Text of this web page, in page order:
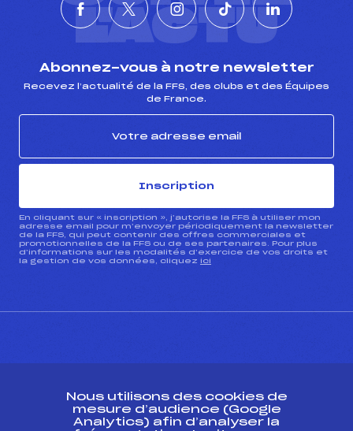
L'ACTU
Abonnez-vous à notre newsletter
Recevez l’actualité de la FFS, des clubs et des Équipes
de France.
Inscription
En cliquant sur « inscription », j’autorise la FFS à utiliser mon
adresse email pour m’envoyer périodiquement la newsletter
de la FFS, qui peut contenir des offres commerciales et
promotionnelles de la FFS ou de ses partenaires. Pour plus
d’informations sur les modalités d’exercice de vos droits et
la gestion de vos données, cliquez ici
Nous utilisons des cookies de
mesure d’audience (Google
Analytics) afin d’analyser la